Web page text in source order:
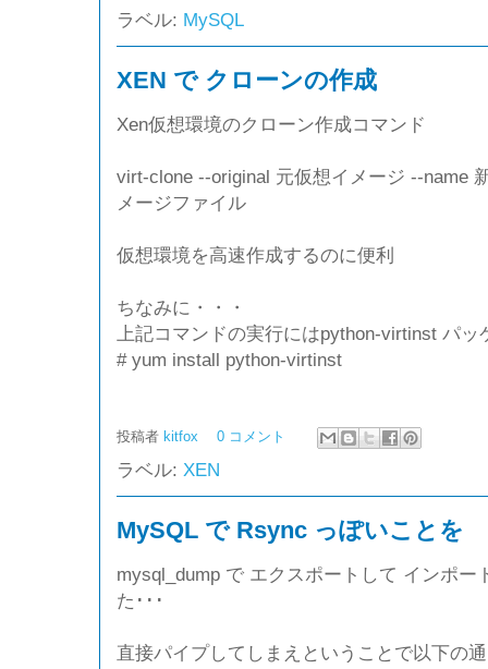
ラベル: MySQL
XEN で クローンの作成
Xen仮想環境のクローン作成コマンド
virt-clone --original 元仮想イメージ --name
メージファイル
仮想環境を高速作成するのに便利
ちなみに・・・
上記コマンドの実行にはpython-virtinst パ
# yum install python-virtinst
投稿者 kitfox 0 コメント
ラベル: XEN
MySQL で Rsync っぽいことを
mysql_dump で エクスポートして インポー
た･･･
直接パイプしてしまえということで以下の